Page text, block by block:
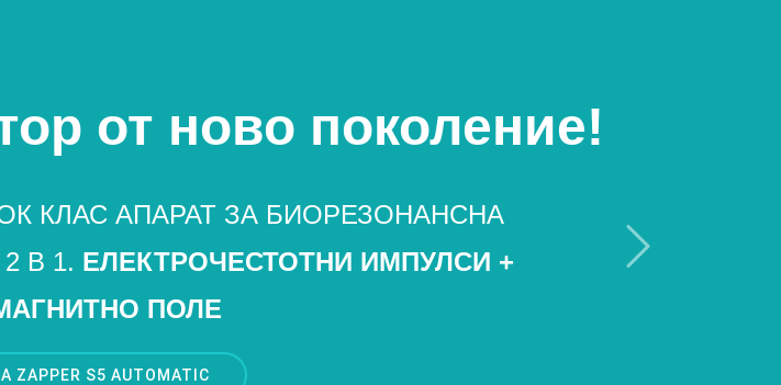
от ново поколение!
КЛАС АПАРАТ ЗА БИОРЕЗОНАНСНА
В 1. ЕЛЕКТРОЧЕСТОТНИ ИМПУЛСИ +
ПОЛЕ
S5 AUTOMATIC